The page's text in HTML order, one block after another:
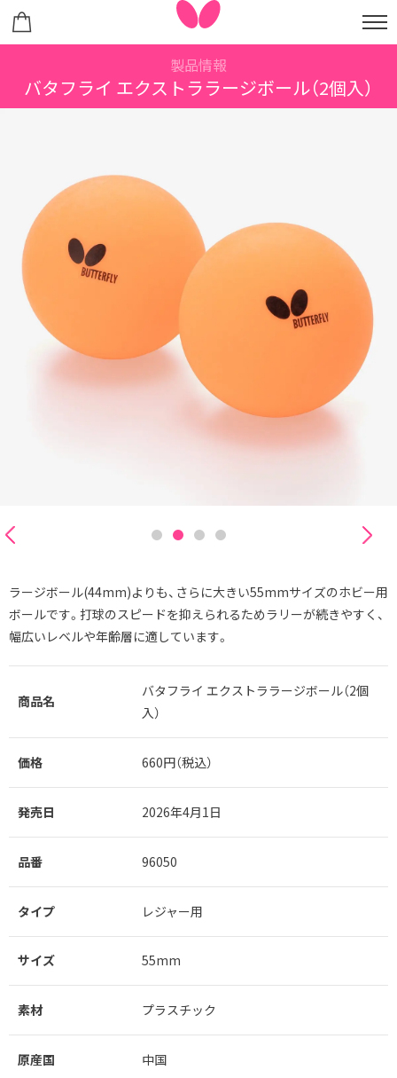
製品情報
バタフライ エクストララージボール（2個入）
ラージボール(44mm)よりも、さらに大きい55mmサイズのホビー用
ボールです。打球のスピードを抑えられるためラリーが続きやすく、
幅広いレベルや年齢層に適しています。
商品名
バタフライ エクストララージボール（2個
入）
価格 660円（税込）
発売日 2026年4月1日
品番 96050
タイプ レジャー用
サイズ 55mm
素材 プラスチック
原産国 中国